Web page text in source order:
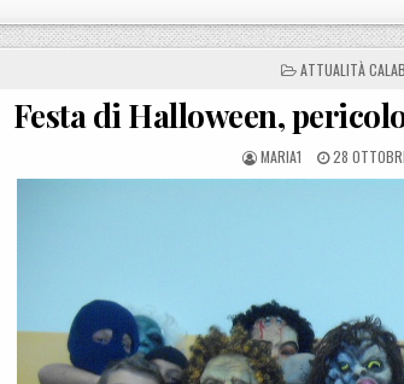
POSTED IN
ATTUALITÀ
Festa di Halloween,
POSTED BY
MARIA1 POSTED ON
28